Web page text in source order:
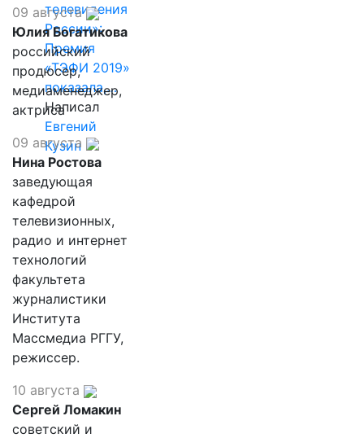
телевидения
России»:
Премия
«ТЭФИ 2019»
показала,…
Написал
Евгений
Кузин
09 августа
Юлия Богатикова
российский
продюсер,
медиаменеджер,
актриса
09 августа
Нина Ростова
заведующая
кафедрой
телевизионных,
радио и интернет
технологий
факультета
журналистики
Института
Массмедиа РГГУ,
режиссер.
10 августа
Сергей Ломакин
советский и